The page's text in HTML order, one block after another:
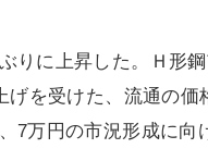
に上昇した。Ｈ形
を受けた、流通の
7万円の市況形成に向